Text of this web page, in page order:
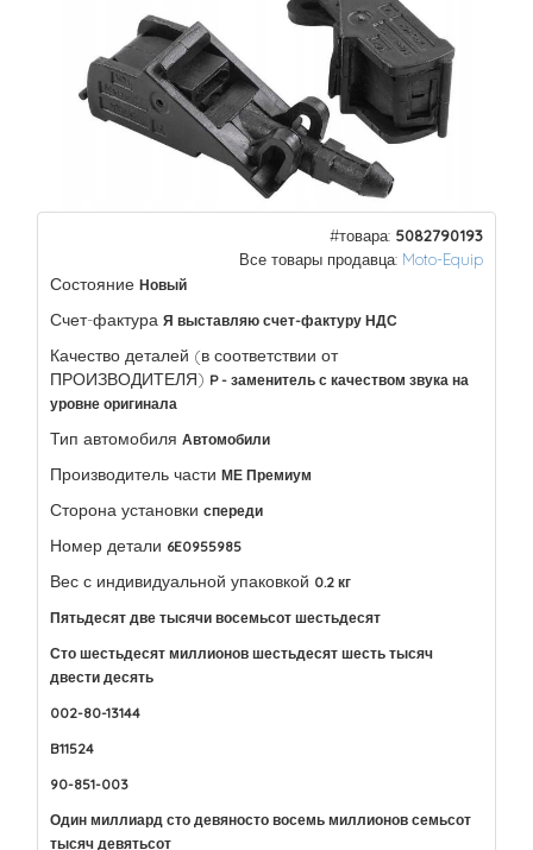
#товара: 5082790193
Все товары продавца: Moto-Equip
Состояние Новый
Счет-фактура Я выставляю счет-фактуру НДС
Качество деталей (в соответствии от
ПРОИЗВОДИТЕЛЯ) P - заменитель с качеством звука на
уровне оригинала
Тип автомобиля Автомобили
Производитель части МЕ Премиум
Сторона установки спереди
Номер детали 6E0955985
Вес с индивидуальной упаковкой 0.2 кг
Пятьдесят две тысячи восемьсот шестьдесят
Сто шестьдесят миллионов шестьдесят шесть тысяч
двести десять
002-80-13144
B11524
90-851-003
Один миллиард сто девяносто восемь миллионов семьсот
тысяч девятьсот